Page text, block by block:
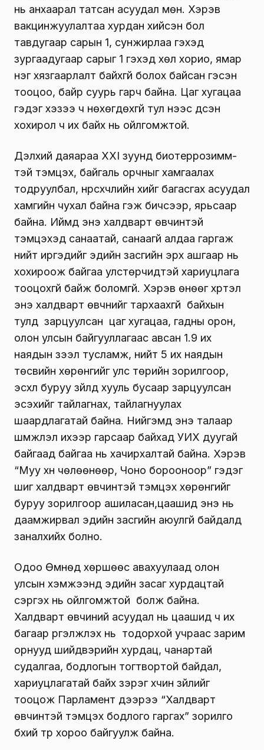
нь анхаарал татсан асуудал мөн. Хэрэв
вакцинжуулалтаа хурдан хийсэн бол
тавдугаар сарын 1, сунжирлаа гэхэд
зургаадугаар сарыг 1 гэхэд хөл хорио, ямар
нэг хязгаарлалт байхгүй болох байсан гэсэн
тооцоо, байр суурь гарч байна. Цаг хугацаа
гэдэг хэзээ ч нөхөгдөхгүй тул үүнээс үүдсэн
хохирол ч их байх нь ойлгомжтой.
Дэлхий даяараа XXI зуунд биотеррозимм­
тэй тэмцэх, байгаль орчныг хамгаалах
тодруулбал, нүүрсхүчлийн хийг багасгах асуудал
хамгийн чухал байна гэж бичсээр, ярьсаар
байна. Иймд энэ халдварт өвчинтэй
тэмцэхэд санаатай, санаагүй алдаа гаргаж
нийт иргэдийг эдийн засгийн эрх ашгаар нь
хохироож байгаа улстөрчидтэй хариуцлага
тооцох­гүй байж боломгүй. Хэрэв өнөөг хүртэл
энэ халдварт өвчнийг тархаахгүй байхын
тулд зарцуулсан цаг хугацаа, гадны орон,
олон улсын байгууллагаас авсан 1.9 их
наядын зээл тусламж, нийт 5 их наядын
төсвийн хөрөнгийг улс төрийн зорилгоор,
эсхүл буруу зүйлд хууль бусаар зарцуулсан
эсэхийг тайлагнах, тайлагнуулах
шаардлагатай байна. Нийгэмд энэ талаар
шүүмжлэл ихээр гарсаар байхад УИХ дуугай
байгаад байгаа нь хачирхалтай байна. Хэрэв
“Муу хүн чөлөөнөөр, Чоно борооноор” гэдэг
шиг халдварт өвчинтэй тэмцэх хөрөнгийг
буруу зорилгоор ашиласан,цаашид энэ нь
даамжирвал эдийн засгийн аюулгүй байдалд
заналхийх болно.
Одоо Өмнөд хөршөөс авахуулаад олон
улсын хэмжээнд эдийн засаг хурдацтай
сэргэх нь ойлгомжтой болж байна.
Халдварт өвчиний асуудал нь цаашид ч их
багаар үргэлжлэх нь тодорхой учраас зарим
орнууд шийдвэрийн хурдац, чанартай
судалгаа, бодлогын тогтвортой байдал,
хариуцлагатай байх зэрэг хүчин зүйлийг
тооцож Парламент дээрээ “Халдварт
өвчинтэй тэмцэх бодлого гаргах” зорилго
бүхий түр хороо байгуулж байна.